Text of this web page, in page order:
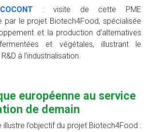
: visite de cette PME
par le projet Biotech4Food, spécialisée
et la production d’alternatives
et végétales, illustrant le
à l’industrialisation.
européenne au service
de demain
illustre l’objectif du projet Biotech4Food :